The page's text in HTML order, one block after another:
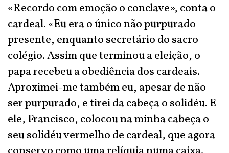
«Recordo com emoção o conclave», conta o
cardeal. «Eu era o único não purpurado
presente, enquanto secretário do sacro
colégio. Assim que terminou a eleição, o
papa recebeu a obediência dos cardeais.
Aproximei-me também eu, apesar de não
ser purpurado, e tirei da cabeça o solidéu. E
ele, Francisco, colocou na minha cabeça o
seu solidéu vermelho de cardeal, que agora